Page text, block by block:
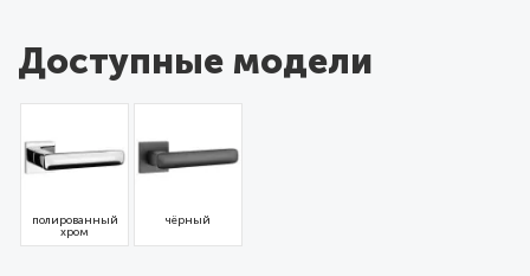
Доступные модели
полированный
хром
чёрный